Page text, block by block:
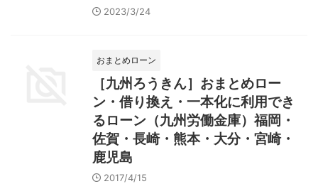
2023/3/24
おまとめローン
［九州ろうきん］おまとめロー
ン・借り換え・一本化に利用でき
るローン（九州労働金庫）福岡・
佐賀・長崎・熊本・大分・宮崎・
鹿児島
2017/4/15